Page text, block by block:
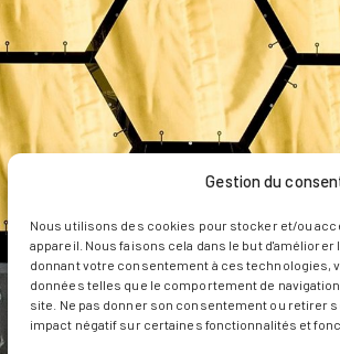
Gestion du
Nous utilisons des cookies pour stocker et/ou
appareil. Nous faisons cela dans le but d'améliorer
donnant votre consentement à ces technologies,
données telles que le comportement de
site. Ne pas donner son consentement ou retirer
impact négatif sur certaines fonctionnalités et